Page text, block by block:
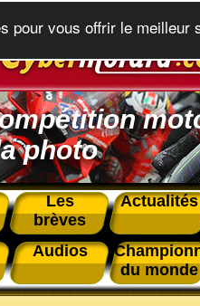
photo
Les
brèves
Actualités
Audios
du monde
pour vous offrir le